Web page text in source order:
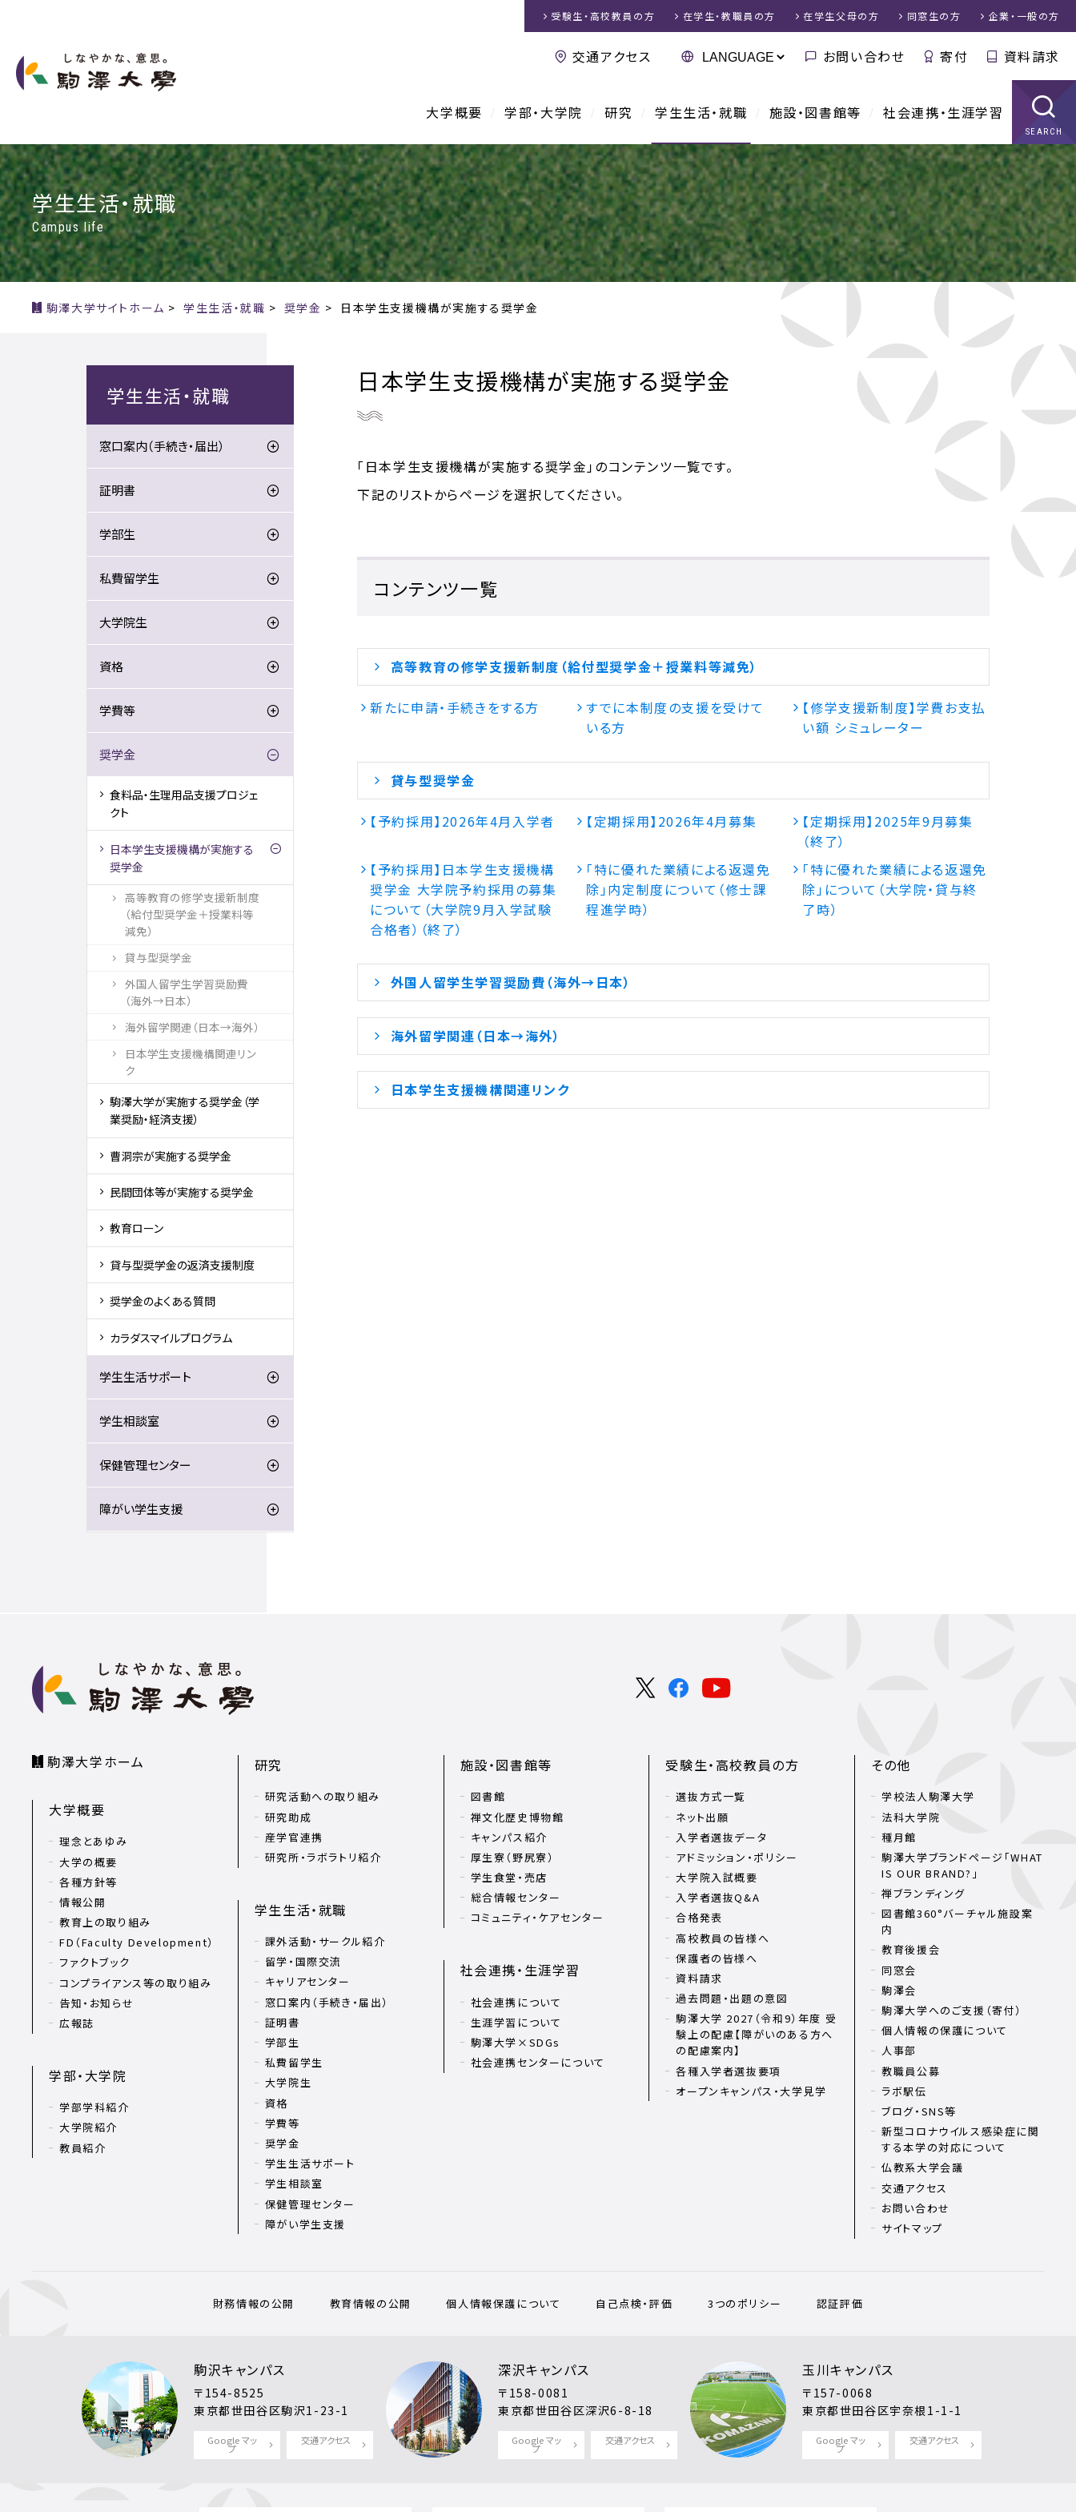
大学概要 学部・大学院 研究 学生生活・就職 施設・図書館等 社会連携・生涯学習
SEARCH
受験生・高校教員 の方 在学生・教職員 の方 在学生父母の方 同窓生の方 企業・一般の方
交通アクセス お問い合わせ 寄付 資料請求
学生生活・就職
Campus life
駒澤大学サイトホーム >学生生活・就職 > 奨学金 > 日本学生支援機構が実施する奨学金
日本学生支援機構が実施する奨学金
「日本学生支援機構が実施する奨学金」のコンテンツ一覧です。
下記のリストからページを選択してください。
コンテンツ一覧
高等教育の修学支援新制度（給付型奨学金＋授業料等減免）
新たに申請・手続きをする方
すでに本制度の支援を受けて
いる方
【修学支援新制度】学費お支払
い額 シミュレーター
貸与型奨学金
【予約採用】2026年4月入学者 【定期採用】2026年4月募集
【定期採用】2025年9月募集
（終了）
【予約採用】日本学生支援機構
奨学金 大学院予約採用の募集
について（大学院9月入学試験
合格者）（終了）
「特に優れた業績による返還免
除」内定制度について（修士課
程進学時）
「特に優れた業績による返還免
除」について（大学院・貸与終
了時）
外国人留学生学習奨励費（海外→日本）
海外留学関連（日本→海外）
日本学生支援機構関連リンク
学生生活・就職
窓口案内（手続き・届出）
証明書
学部生
私費留学生
大学院生
資格
学費等
奨学金
食料品・生理用品支援プロジェ
クト
日本学生支援機構が実施する
奨学金
高等教育の修学支援新制度
（給付型奨学金＋授業料等
減免）
貸与型奨学金
外国人留学生学習奨励費
（海外→日本）
海外留学関連（日本→海外）
日本学生支援機構関連リン
ク
駒澤大学が実施する奨学金（学
業奨励・経済支援）
曹洞宗が実施する奨学金
民間団体等が実施する奨学金
教育ローン
貸与型奨学金の返済支援制度
奨学金のよくある質問
カラダスマイルプログラム
学生生活サポート
学生相談室
保健管理センター
障がい学生支援
駒澤大学ホーム
大学概要
理念とあゆみ
大学の概要
各種方針等
情報公開
教育上の取り組み
FD（Faculty Development）
ファクトブック
コンプライアンス等の取り組み
告知・お知らせ
広報誌
学部・大学院
学部学科紹介
大学院紹介
教員紹介
研究
研究活動への取り組み
研究助成
産学官連携
研究所・ラボラトリ紹介
学生生活・就職
課外活動・サークル紹介
留学・国際交流
キャリアセンター
窓口案内（手続き・届出）
証明書
学部生
私費留学生
大学院生
資格
学費等
奨学金
学生生活サポート
学生相談室
保健管理センター
障がい学生支援
施設・図書館等
図書館
禅文化歴史博物館
キャンパス紹介
厚生寮（野尻寮）
学生食堂・売店
総合情報センター
コミュニティ・ケアセンター
社会連携・生涯学習
社会連携について
生涯学習について
駒澤大学×SDGs
社会連携センターについて
受験生・高校教員の方
選抜方式一覧
ネット出願
入学者選抜データ
アドミッション・ポリシー
大学院入試概要
入学者選抜Q&A
合格発表
高校教員の皆様へ
保護者の皆様へ
資料請求
過去問題・出題の意図
駒澤大学 2027（令和9）年度 受
験上の配慮【障がいのある方へ
の配慮案内】
各種入学者選抜要項
オープンキャンパス・大学見学
その他
学校法人駒澤大学
法科大学院
種月館
駒澤大学ブランドページ「WHAT
IS OUR BRAND?」
禅ブランディング
図書館360°バーチャル施設案
内
教育後援会
同窓会
駒澤会
駒澤大学へのご支援（寄付）
個人情報の保護について
人事部
教職員公募
ラボ駅伝
ブログ・SNS等
新型コロナウイルス感染症に関
する本学の対応について
仏教系大学会議
交通アクセス
お問い合わせ
サイトマップ
財務情報の公開 教育情報の公開 個人情報保護について 自己点検・評価 3つのポリシー 認証評価
駒沢キャンパス
〒154-8525
東京都世田谷区駒沢1-23-1
Google マッ
プ
交通アクセス
深沢キャンパス
〒158-0081
東京都世田谷区深沢6-8-18
Google マッ
プ
交通アクセス
玉川キャンパス
〒157-0068
東京都世田谷区宇奈根1-1-1
Google マッ
プ
交通アクセス